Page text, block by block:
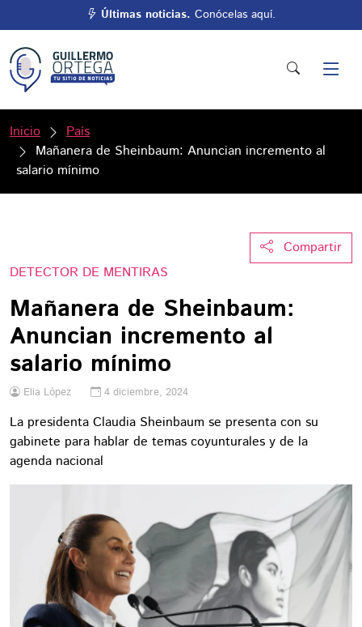
Últimas noticias. Conócelas aquí.
Inicio
País
Mañanera de Sheinbaum: Anuncian incremento al
salario mínimo
Compartir
DETECTOR DE MENTIRAS
Mañanera de Sheinbaum:
Anuncian incremento al
salario mínimo
Elia López 4 diciembre, 2024
La presidenta Claudia Sheinbaum se presenta con su
gabinete para hablar de temas coyunturales y de la
agenda nacional